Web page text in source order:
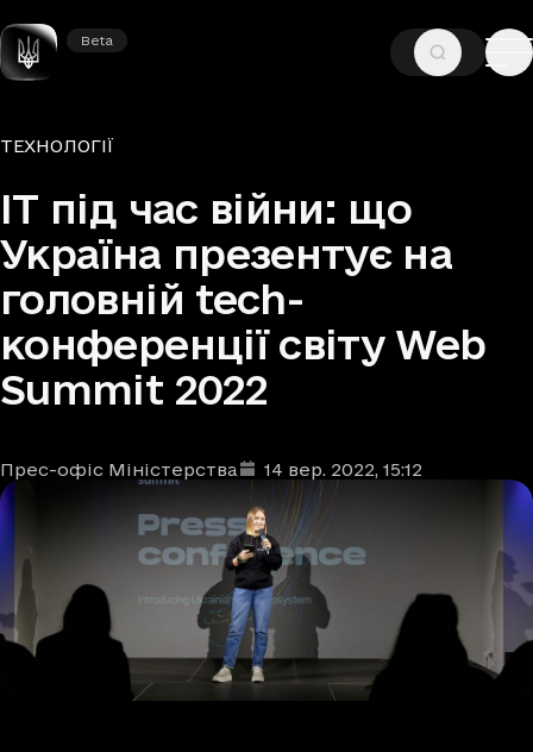
Beta
Beta
ГОЛОВНА —НОВИНИ
Рубрики
ТЕХНОЛОГІЇ
IT під час війни: що
Україна презентує на
головній tech-
конференції світу Web
Summit 2022
Автори
Прес-офіс Міністерства
Дата та час публікації : 14 вер. 2022, 15:12